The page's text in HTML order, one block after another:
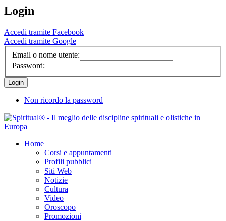
Login
Accedi tramite Facebook
Accedi tramite Google
Email o nome utente:
Password:
Non ricordo la password
Home
Corsi e appuntamenti
Profili pubblici
Siti Web
Notizie
Cultura
Video
Oroscopo
Promozioni